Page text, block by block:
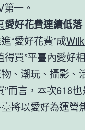
一。
愛好花費連續低落
“愛好花費”成
買”平臺內愛好
、潮玩、攝影、
”而言，本次618
將以愛好為運營